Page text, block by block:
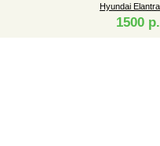
Hyundai Elantra
1500 р.